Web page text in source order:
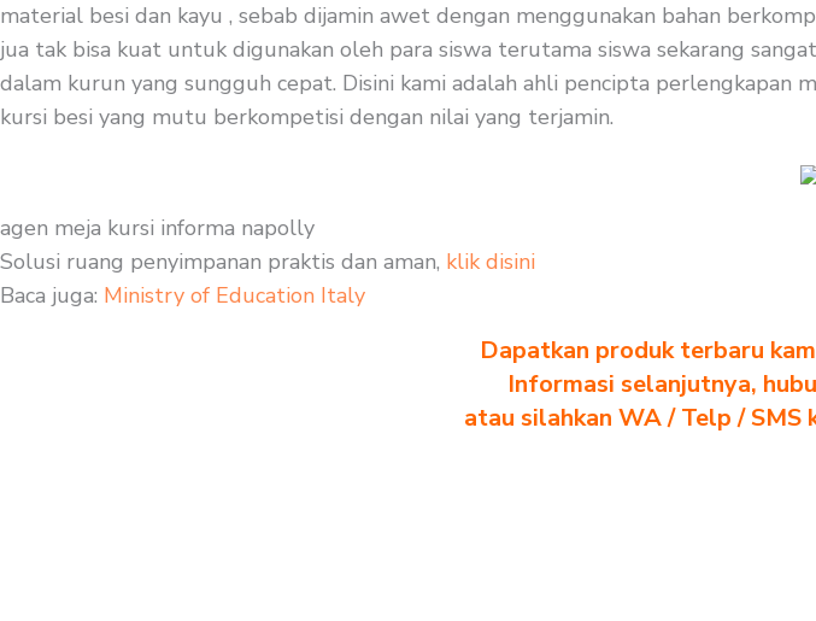
material besi dan kayu , sebab dijamin awet dengan menggunakan bahan
jua tak bisa kuat untuk digunakan oleh para siswa terutama siswa sekarang
dalam kurun yang sungguh cepat. Disini kami adalah ahli pencipta perlengkapan
kursi besi yang mutu berkompetisi dengan nilai yang terjamin.
agen meja kursi informa napolly
Solusi ruang penyimpanan praktis dan aman, klik disini
Baca juga: Ministry of Education Italy
Dapatkan produk terbaru
Informasi selanjutnya,
atau silahkan WA / Telp / SMS